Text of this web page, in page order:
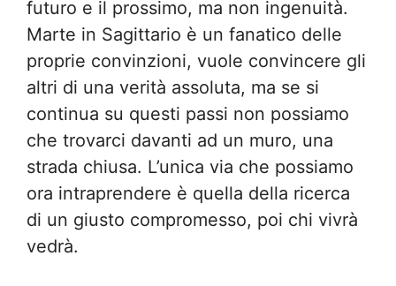
futuro e il prossimo, ma non ingenuità.
Marte in Sagittario è un fanatico delle
proprie convinzioni, vuole convincere gli
altri di una verità assoluta, ma se si
continua su questi passi non possiamo
che trovarci davanti ad un muro, una
strada chiusa. L’unica via che possiamo
ora intraprendere è quella della ricerca
di un giusto compromesso, poi chi vivrà
vedrà.